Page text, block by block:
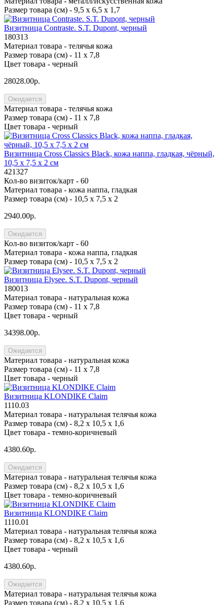
Размер товара (см) - 9,5 х 6,5 х 1,7
Визитница Contraste. S.T. Dupont, черный
180313
Материал товара - телячья кожа
Размер товара (см) - 11 х 7,8
Цвет товара - черный
28028.00р.
Ожидается
Материал товара - телячья кожа
Размер товара (см) - 11 х 7,8
Цвет товара - черный
Визитница Cross Classics Black, кожа наппа, гладкая, чёрный,
10,5 х 7,5 х 2 см
421327
Кол-во визиток/карт - 60
Материал товара - кожа наппа, гладкая
Размер товара (см) - 10,5 х 7,5 х 2
2940.00р.
Ожидается
Кол-во визиток/карт - 60
Материал товара - кожа наппа, гладкая
Размер товара (см) - 10,5 х 7,5 х 2
Визитница Elysee. S.T. Dupont, черный
180013
Материал товара - натуральная кожа
Размер товара (см) - 11 х 7,8
Цвет товара - черный
34398.00р.
Ожидается
Материал товара - натуральная кожа
Размер товара (см) - 11 х 7,8
Цвет товара - черный
Визитница KLONDIKE Claim
1110.03
Материал товара - натуральная телячья кожа
Размер товара (см) - 8,2 х 10,5 х 1,6
Цвет товара - темно-коричневый
4380.60р.
Ожидается
Материал товара - натуральная телячья кожа
Размер товара (см) - 8,2 х 10,5 х 1,6
Цвет товара - темно-коричневый
Визитница KLONDIKE Claim
1110.01
Материал товара - натуральная телячья кожа
Размер товара (см) - 8,2 х 10,5 х 1,6
Цвет товара - черный
4380.60р.
Ожидается
Материал товара - натуральная телячья кожа
Размер товара (см) - 8,2 х 10,5 х 1,6